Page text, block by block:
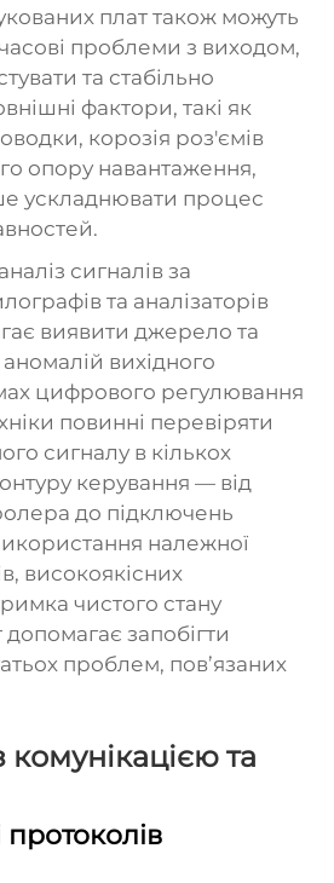
плат також можуть
проблеми з виходом,
та стабільно
фактори, такі як
корозія роз'ємів
опору навантаження,
ускладнювати процес
сигналів за
та аналізаторів
виявити джерело та
вихідного
цифрового регулювання
повинні перевіряти
сигналу в кількох
керування — від
до підключень
належної
високоякісних
чистого стану
запобігти
проблем, пов’язаних
та
протоколів